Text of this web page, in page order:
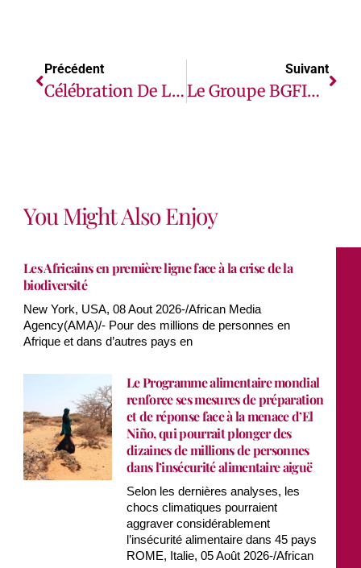
Précédent
Célébration De La JNA : Dr Adou Rahim Alimi A Mis En Terre Son Plant
Suivant
Le Groupe BGFIBank Célèbre 50 Ans D’existence
You Might Also Enjoy
Les Africains en première ligne face à la crise de la
biodiversité
New York, USA, 08 Aout 2026-/African Media
Agency(AMA)/- Pour des millions de personnes en
Afrique et dans d’autres pays en
Le Programme alimentaire mondial
renforce ses mesures de préparation
et de réponse face à la menace d’El
Niño, qui pourrait plonger des
dizaines de millions de personnes
dans l’insécurité alimentaire aiguë
Selon les dernières analyses, les
chocs climatiques pourraient
aggraver considérablement
l’insécurité alimentaire dans 45 pays
ROME, Italie, 05 Août 2026-/African